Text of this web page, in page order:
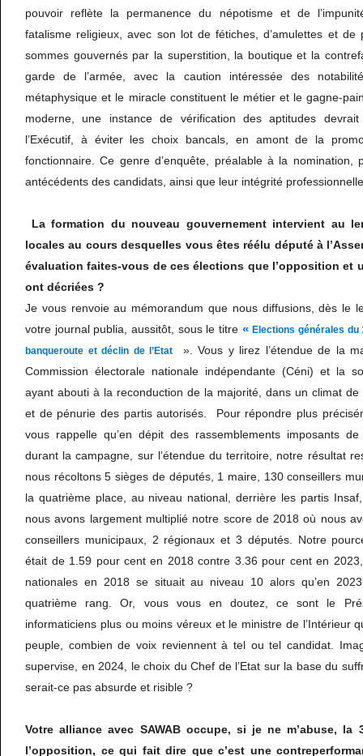
pouvoir reflète la permanence du népotisme et de
fatalisme religieux, avec son lot de fétiches, d’amulettes et
sommes gouvernés par la superstition, la boutique et la
garde de l’armée, avec la caution intéressée des
métaphysique et le miracle constituent le métier et le gagne-
moderne, une instance de vérification des aptitudes
l’Exécutif, à éviter les choix bancals, en amont de la
fonctionnaire. Ce genre d’enquête, préalable à la nomination,
antécédents des candidats, ainsi que leur intégrité
La formation du nouveau gouvernement intervient au
locales au cours desquelles vous êtes réélu député à
évaluation faites-vous de ces élections que l’opposition et
ont décriées ?
Je vous renvoie au mémorandum que nous diffusions, dès le
votre journal publia, aussitôt, sous le titre «Elections générales du
banqueroute et déclin de l’Etat
». Vous y lirez l’étendue de la
Commission électorale nationale indépendante (Céni) et la
ayant abouti à la reconduction de la majorité, dans un climat
et de pénurie des partis autorisés. Pour répondre plus
vous rappelle qu’en dépit des rassemblements imposants
durant la campagne, sur l’étendue du territoire, notre résultat
nous récoltons 5 sièges de députés, 1 maire, 130 conseillers
la quatrième place, au niveau national, derrière les partis
nous avons largement multiplié notre score de 2018 où nous
conseillers municipaux, 2 régionaux et 3 députés. Notre
était de 1.59 pour cent en 2018 contre 3.36 pour cent en
nationales en 2018 se situait au niveau 10 alors qu’en
quatrième rang. Or, vous vous en doutez, ce sont le
informaticiens plus ou moins véreux et le ministre de l’Intérieur
peuple, combien de voix reviennent à tel ou tel candidat.
supervise, en 2024, le choix du Chef de l’Etat sur la base du
serait-ce pas absurde et risible ?
Votre alliance avec SAWAB occupe, si je ne m’abuse, la
l’opposition, ce qui fait dire que c’est une